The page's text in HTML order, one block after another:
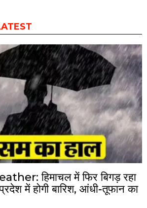
हिमाचल में फिर बिगड़ रहा
में होगी बारिश, आंधी-तूफान का